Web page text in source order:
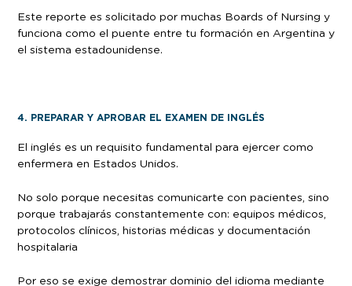
Este reporte es solicitado por muchas Boards of Nursing y
funciona como el puente entre tu formación en Argentina y
el sistema estadounidense.
4. PREPARAR Y APROBAR EL EXAMEN DE INGLÉS
El inglés es un requisito fundamental para ejercer como
enfermera en Estados Unidos.
No solo porque necesitas comunicarte con pacientes, sino
porque trabajarás constantemente con: equipos médicos,
protocolos clínicos, historias médicas y documentación
hospitalaria
Por eso se exige demostrar dominio del idioma mediante